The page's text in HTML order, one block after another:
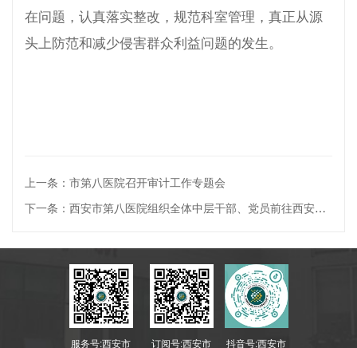
在问题，认真落实整改，规范科室管理，真正从源
头上防范和减少侵害群众利益问题的发生。
上一条：市第八医院召开审计工作专题会
下一条：西安市第八医院组织全体中层干部、党员前往西安碑林廉政教育基地接受...
服务号:西安市 抖音号:西安市
订阅号:西安市